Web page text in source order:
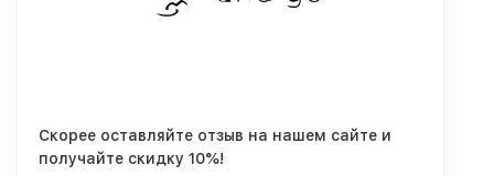
Скорее оставляйте отзыв на нашем сайте и
получайте скидку 10%!